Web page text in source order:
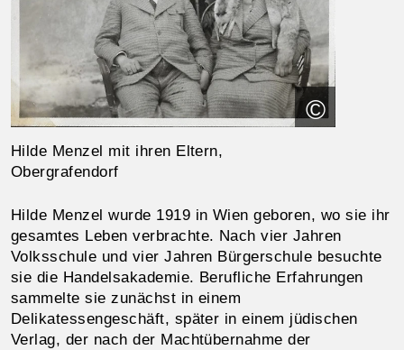
©
Hilde Menzel mit ihren Eltern,
Obergrafendorf
Hilde Menzel wurde 1919 in Wien geboren, wo sie ihr
gesamtes Leben verbrachte. Nach vier Jahren
Volksschule und vier Jahren Bürgerschule besuchte
sie die Handelsakademie. Berufliche Erfahrungen
sammelte sie zunächst in einem
Delikatessengeschäft, später in einem jüdischen
Verlag, der nach der Machtübernahme der